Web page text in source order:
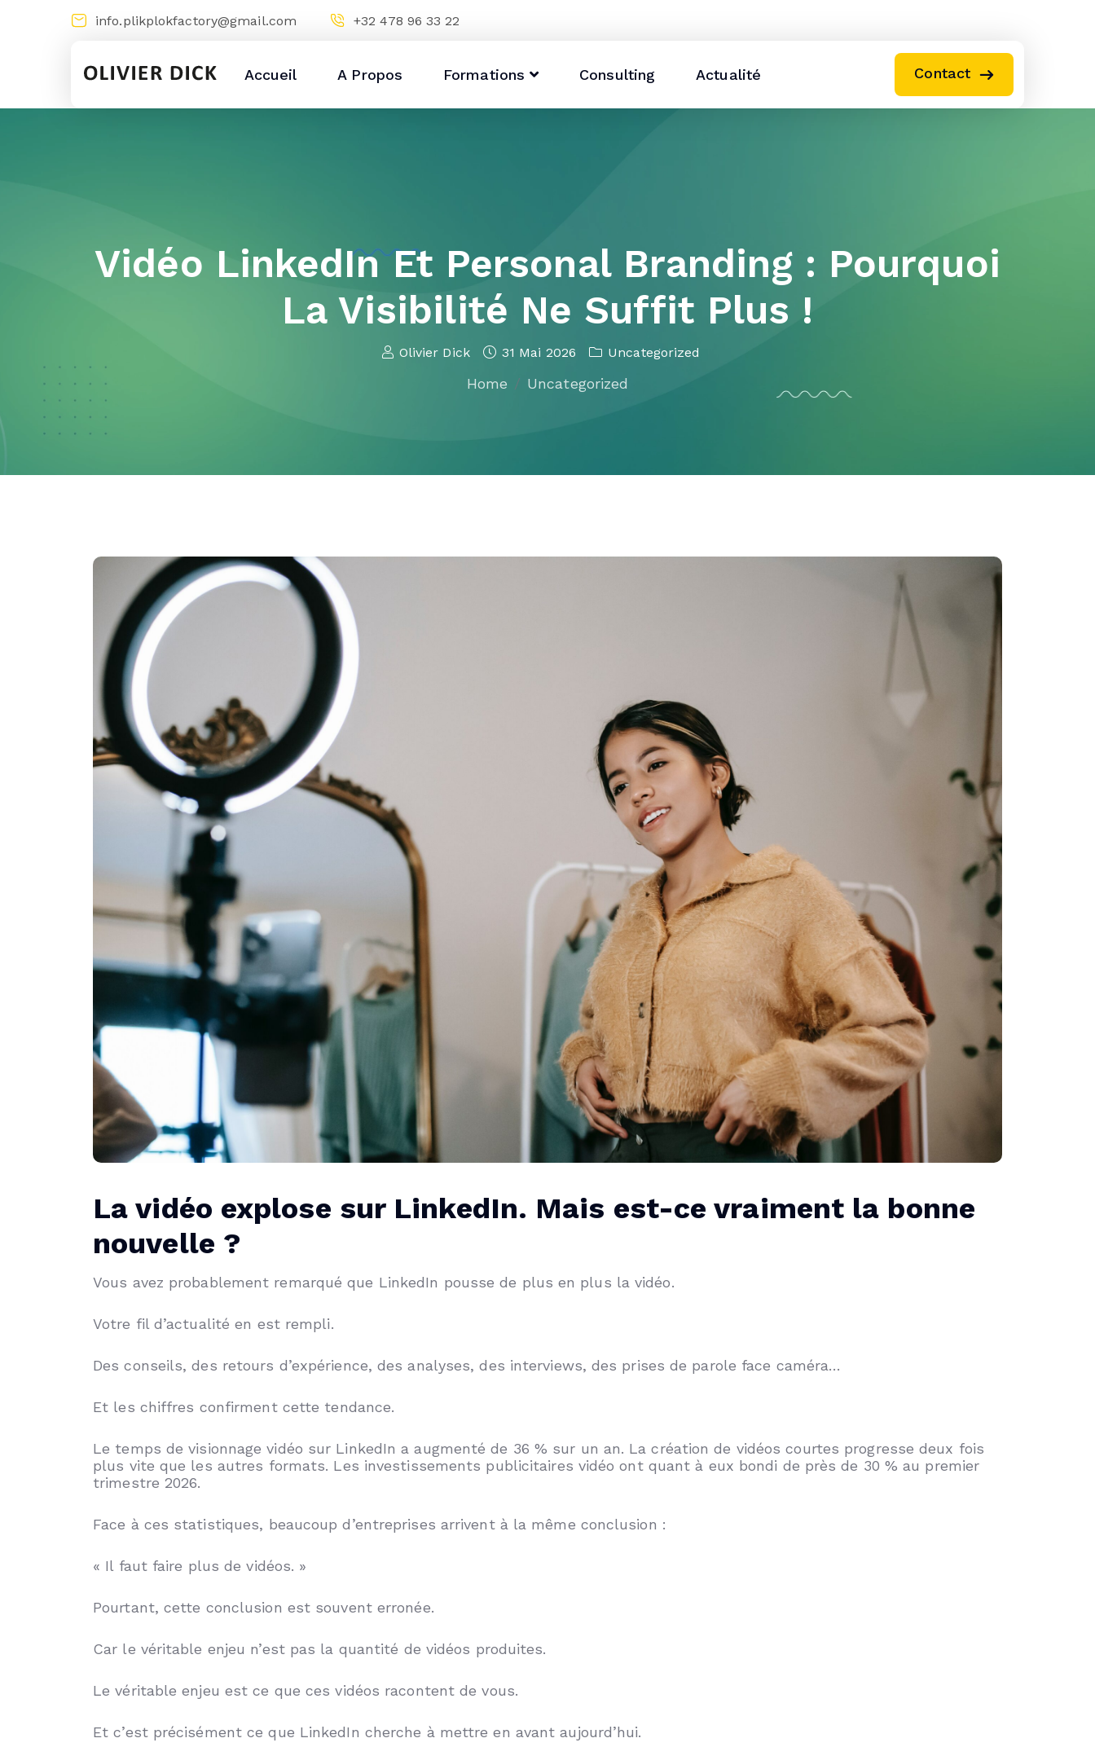
info.plikplokfactory@gmail.com +32 478 96 33 22
Accueil A Propos Formations Consulting Actualité Contact
Vidéo LinkedIn Et Personal Branding : Pourquoi
La Visibilité Ne Suffit Plus !
Olivier Dick 31 Mai 2026 Uncategorized
Home Uncategorized
La vidéo explose sur LinkedIn. Mais est-ce vraiment la bonne
nouvelle ?
Vous avez probablement remarqué que LinkedIn pousse de plus en plus la vidéo.
Votre fil d’actualité en est rempli.
Des conseils, des retours d’expérience, des analyses, des interviews, des prises de parole face caméra…
Et les chiffres confirment cette tendance.
Le temps de visionnage vidéo sur LinkedIn a augmenté de 36 % sur un an. La création de vidéos courtes progresse deux fois
plus vite que les autres formats. Les investissements publicitaires vidéo ont quant à eux bondi de près de 30 % au premier
trimestre 2026.
Face à ces statistiques, beaucoup d’entreprises arrivent à la même conclusion :
« Il faut faire plus de vidéos. »
Pourtant, cette conclusion est souvent erronée.
Car le véritable enjeu n’est pas la quantité de vidéos produites.
Le véritable enjeu est ce que ces vidéos racontent de vous.
Et c’est précisément ce que LinkedIn cherche à mettre en avant aujourd’hui.